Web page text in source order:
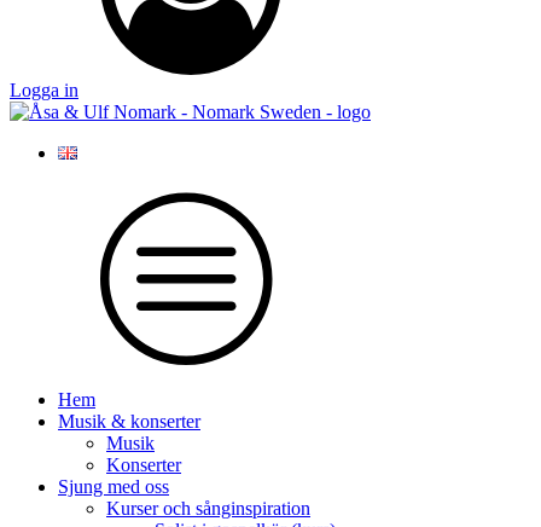
Logga in
Hem
Musik & konserter
Musik
Konserter
Sjung med oss
Kurser och sånginspiration